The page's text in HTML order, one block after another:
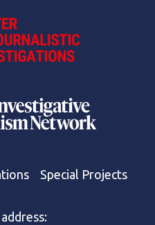
Special Projects